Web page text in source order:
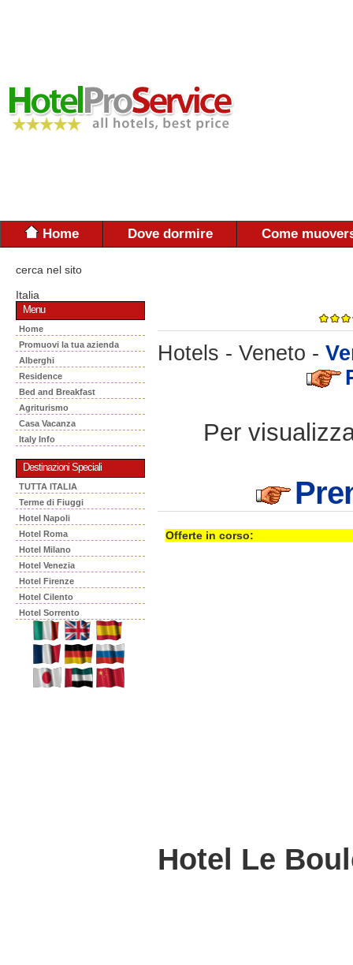
Home Dove dormire Come
cerca nel sito
Italia
Menu
Home
Promuovi la tua azienda
Alberghi
Residence
Bed and Breakfast
Agriturismo
Casa Vacanza
Italy Info
Destinazioni Speciali
TUTTA ITALIA
Terme di Fiuggi
Hotel Napoli
Hotel Roma
Hotel Milano
Hotel Venezia
Hotel Firenze
Hotel Cilento
Hotel Sorrento
Hotels - Veneto -
Per
Offerte in corso:
Hotel Le